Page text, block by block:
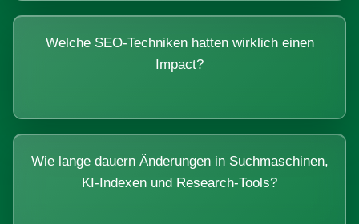
Welche SEO-Techniken hatten wirklich einen
Impact?
Wie lange dauern Änderungen in Suchmaschinen,
KI-Indexen und Research-Tools?